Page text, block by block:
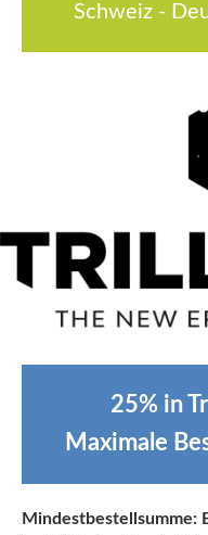
Schweiz -
25% in
Maximale
Mindestbestellsumme: